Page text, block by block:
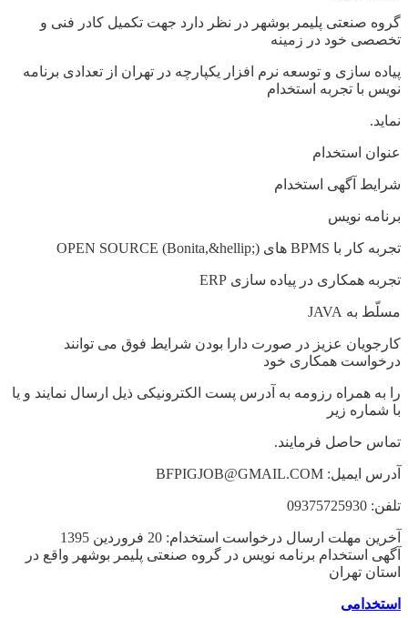
گروه صنعتی پلیمر بوشهر در نظر دارد جهت تکمیل کادر فنی و
تخصصی خود در زمینه
پیاده سازی و توسعه نرم افزار یکپارچه در تهران از تعدادی برنامه
نویس با تجربه استخدام
نماید.
عنوان استخدام
شرایط آگهی استخدام
برنامه نویس
تجربه کار با BPMS های OPEN SOURCE (Bonita,&hellip;)
تجربه همکاری در پیاده سازی ERP
مسلّط به JAVA
کارجویان عزیز در صورت دارا بودن شرایط فوق می توانند
درخواست همکاری خود
را به همراه رزومه به آدرس پست الکترونیکی ذیل ارسال نمایند و یا
با شماره زیر
تماس حاصل فرمایند.
آدرس ایمیل: BFPIGJOB@GMAIL.COM
تلفن: 09375725930
آخرین مهلت ارسال درخواست استخدام: 20 فروردین 1395
آگهی استخدام برنامه نویس در گروه صنعتی پلیمر بوشهر واقع در
استان تهران
استخدامی